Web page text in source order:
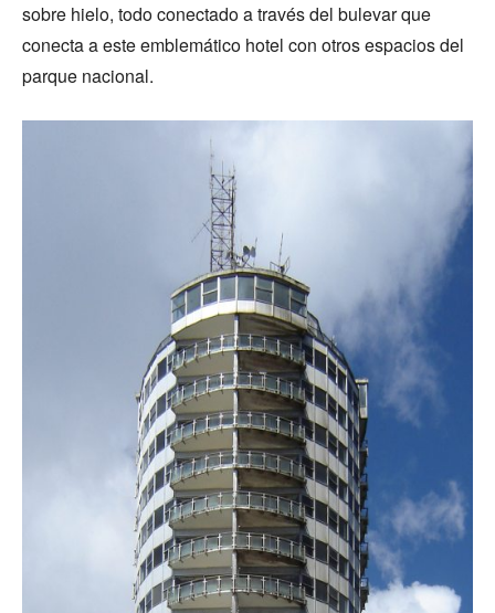
sobre hielo, todo conectado a través del bulevar que
conecta a este emblemático hotel con otros espacios del
parque nacional.